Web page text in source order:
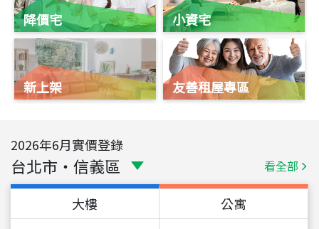
降價宅
新上架
小資宅
友善租屋專區
2026年6月實價登錄
台北市 ・ 信義區 看全部
大樓 公寓